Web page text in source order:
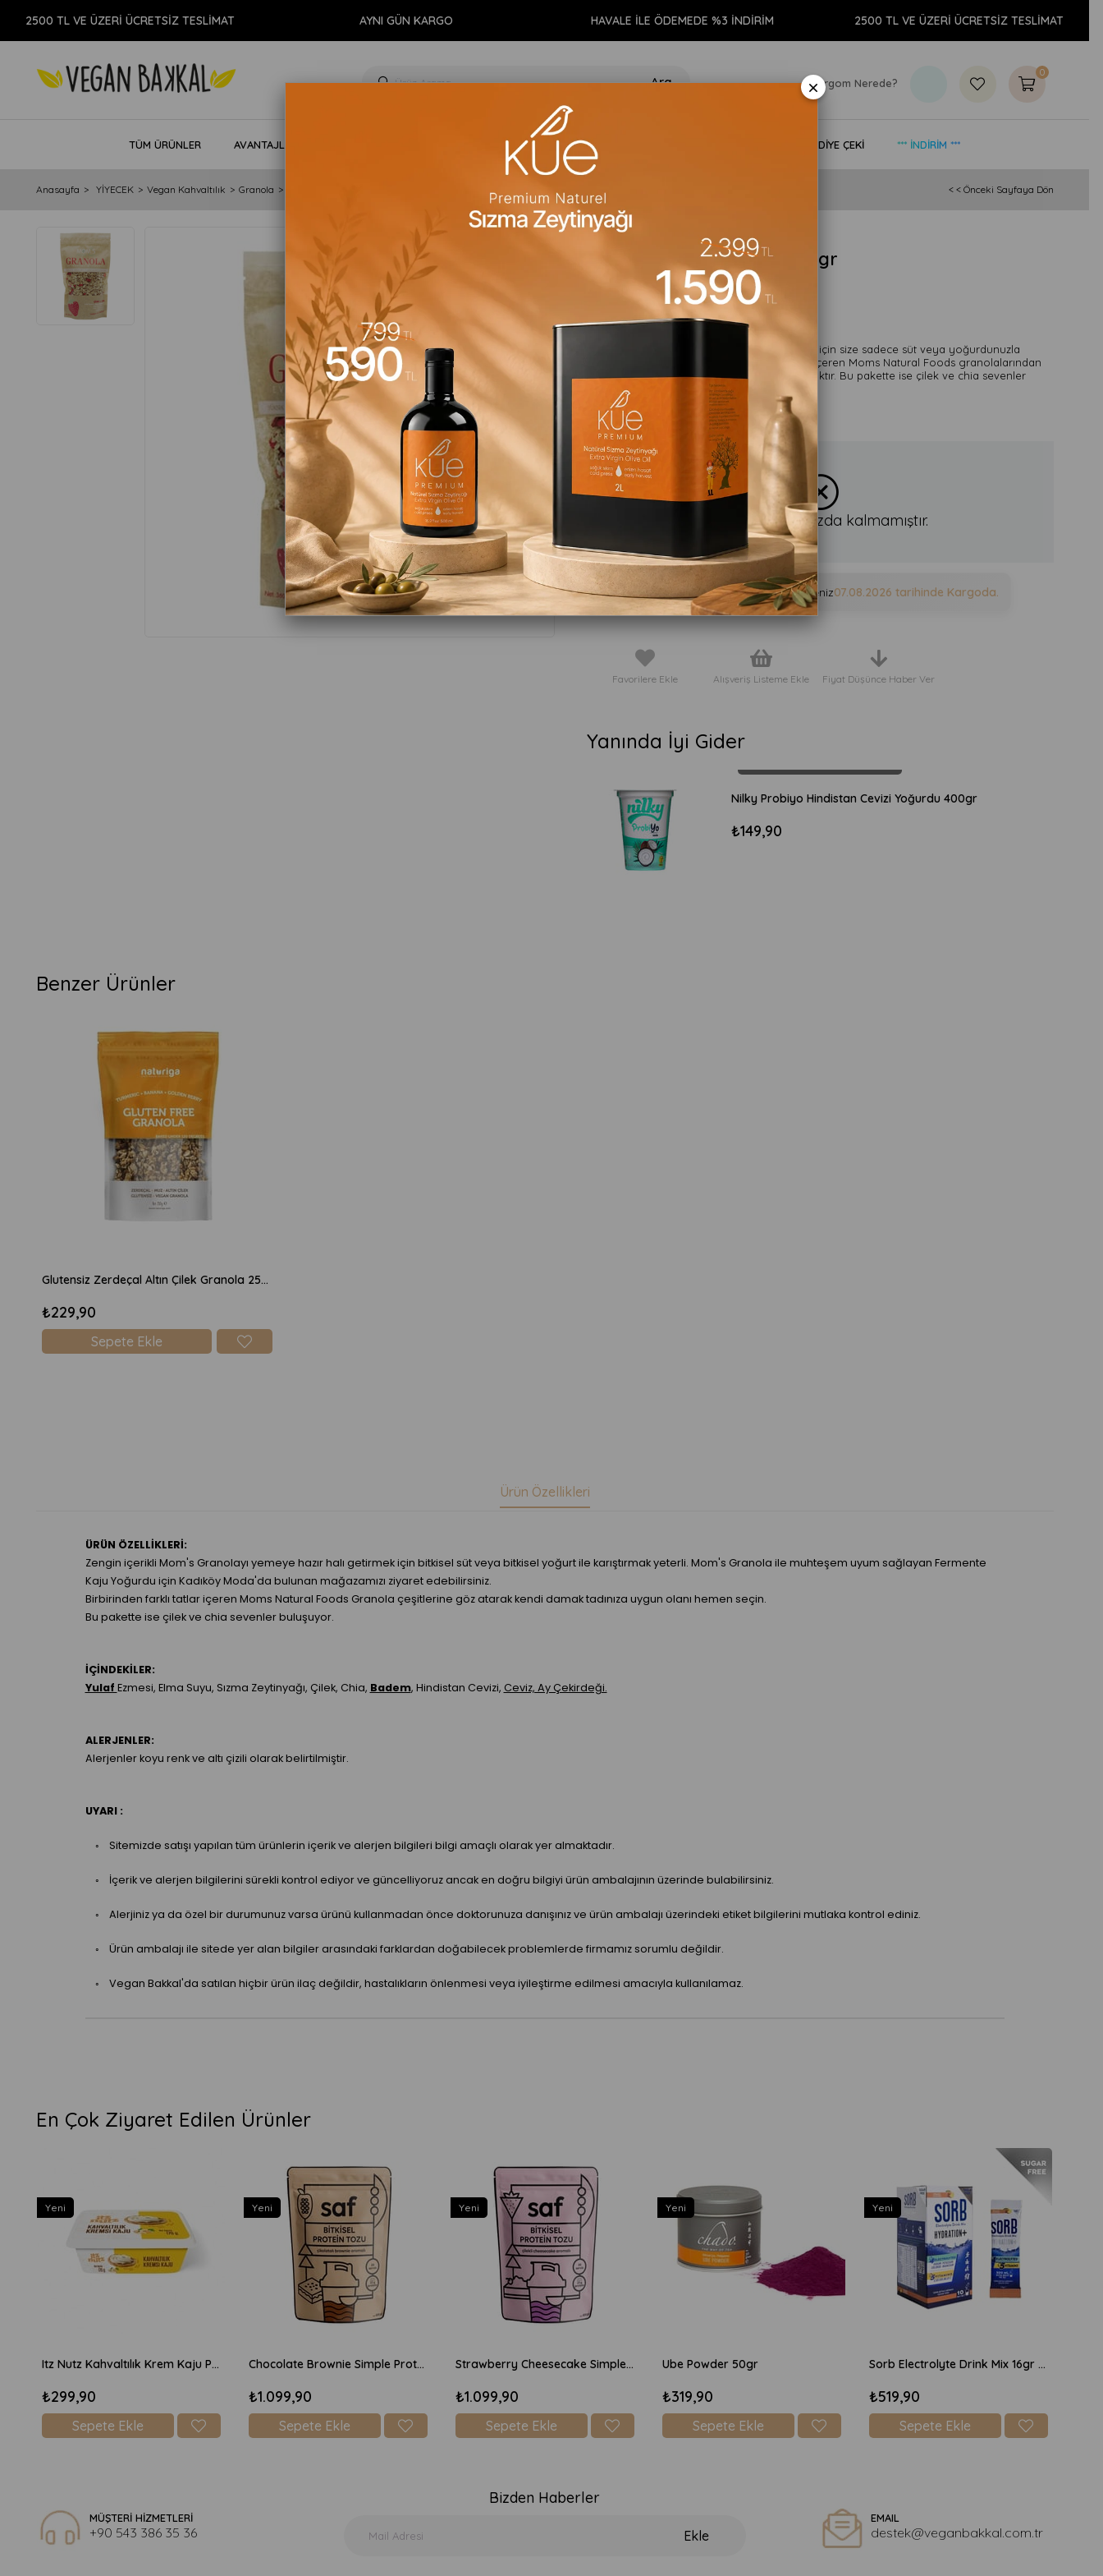
TL VE ÜZERİ ÜCRETSİZ TESLİMAT AYNI GÜN KARGO HAVALE İLE ÖDEMEDE %3 İNDİRİM 2500 TL VE ÜZERİ ÜCRETSİZ TESLİMAT
0
Kargom Nerede?
TÜM ÜRÜNLER AVANTAJLI PAKETLER TEMİZLİK HEDİYE ÇEKİ *** İNDİRİM ***
Anasayfa YİYECEK Vegan Kahvaltılık Granola Çilek ve Chialı Granola 360gr < < Önceki Sayfaya Dön
Moms Natural Foods
Çilek ve Chialı Granola 360gr
8681267006206
Zengin içeriği ile yemeğe hazır halı getirmek için size sadece süt veya yoğurdunuzla
karıştırmanın kaldığı, birbirinden farklı tatları içeren Moms Natural Foods granolalarından
bir tanesi mutkala sizin damak tadınıza uyacaktır. Bu pakette ise çilek ve chia sevenler
buluşuyor.
Stok Kodu
Ürün stoklarımızda kalmamıştır.
02 34 : 00 içerisinde sipariş verirseniz07.08.2026 tarihinde Kargoda.
Favorilere Ekle Alışveriş Listeme Ekle Fiyat Düşünce Haber Ver
Yanında İyi Gider
Nilky Probiyo Hindistan Cevizi Yoğurdu 400gr
₺149,90
Benzer Ürünler
Glutensiz Zerdeçal Altın Çilek Granola 250gr
₺229,90
Sepete Ekle
Ürün Özellikleri
ÜRÜN ÖZELLİKLERİ:
Zengin içerikli Mom's Granolayı yemeye hazır halı getirmek için bitkisel süt veya bitkisel yoğurt ile karıştırmak yeterli. Mom's Granola ile muhteşem uyum sağlayan Fermente
Kaju Yoğurdu için Kadıköy Moda'da bulunan mağazamızı ziyaret edebilirsiniz.
Birbirinden farklı tatlar içeren Moms Natural Foods Granola çeşitlerine göz atarak kendi damak tadınıza uygun olanı hemen seçin.
Bu pakette ise çilek ve chia sevenler buluşuyor.
İÇİNDEKİLER:
Yulaf Ezmesi, Elma Suyu, Sızma Zeytinyağı, Çilek, Chia, Badem, Hindistan Cevizi, Ceviz, Ay Çekirdeği.
ALERJENLER:
Alerjenler koyu renk ve altı çizili olarak belirtilmiştir.
UYARI :
◦ Sitemizde satışı yapılan tüm ürünlerin içerik ve alerjen bilgileri bilgi amaçlı olarak yer almaktadır.
◦ İçerik ve alerjen bilgilerini sürekli kontrol ediyor ve güncelliyoruz ancak en doğru bilgiyi ürün ambalajının üzerinde bulabilirsiniz.
◦ Alerjiniz ya da özel bir durumunuz varsa ürünü kullanmadan önce doktorunuza danışınız ve ürün ambalajı üzerindeki etiket bilgilerini mutlaka kontrol ediniz.
◦ Ürün ambalajı ile sitede yer alan bilgiler arasındaki farklardan doğabilecek problemlerde firmamız sorumlu değildir.
◦ Vegan Bakkal'da satılan hiçbir ürün ilaç değildir, hastalıkların önlenmesi veya iyileştirme edilmesi amacıyla kullanılamaz.
En Çok Ziyaret Edilen Ürünler
Itz Nutz Kahvaltılık Krem Kaju Peyniri 170gr
₺299,90
Sepete Ekle
Yeni
Chocolate Brownie Simple Protein Mix 600gr
₺1.099,90
Sepete Ekle
Yeni
Strawberry Cheesecake Simple Protein Mix 600gr
₺1.099,90
Sepete Ekle
Yeni
Ube Powder 50gr
₺319,90
Sepete Ekle
Yeni
Sorb Electrolyte Drink Mix 16gr x 10 Adet Şekersiz - Şeftali
₺519,90
Sepete Ekle
Yeni
MÜŞTERİ HİZMETLERİ
+90 543 386 35 36
Bizden Haberler
Ekle
EMAIL
destek@veganbakkal.com.tr
×